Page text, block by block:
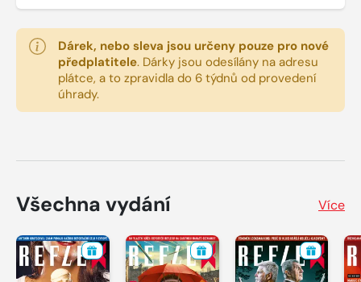
Dárek, nebo sleva jsou určeny pouze pro nové
předplatitele. Dárky jsou odesílány na adresu
plátce, a to zpravidla do 6 týdnů od provedení
úhrady.
Všechna vydání Více